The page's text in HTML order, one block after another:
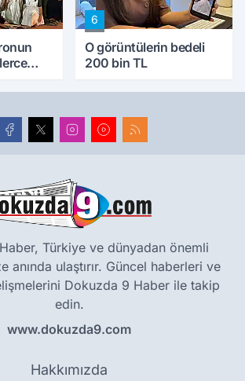
6
O görüntülerin bedeli
200 bin TL
Türkiye ve dünyadan önemli
anında ulaştırır. Güncel haberleri ve
Dokuzda 9 Haber ile takip
edin.
www.dokuzda9.com
Hakkımızda